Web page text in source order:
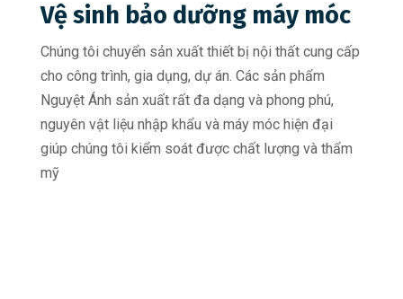
Vệ sinh bảo dưỡng máy móc
Chúng tôi chuyển sản xuất thiết bị nội thất cung cấp
cho công trình, gia dụng, dự án. Các sản phẩm
Nguyệt Ánh sản xuất rất đa dạng và phong phú,
nguyên vật liệu nhập khẩu và máy móc hiện đại
giúp chúng tôi kiểm soát được chất lượng và thẩm
mỹ